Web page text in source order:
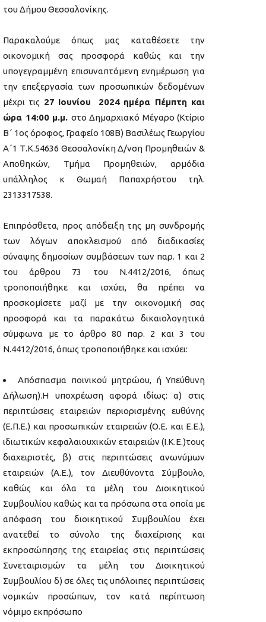
του Δήμου Θεσσαλονίκης.
Παρακαλούμε όπως μας καταθέσετε την
οικονομική σας προσφορά καθώς και την
υπογεγραμμένη επισυναπτόμενη ενημέρωση για
την επεξεργασία των προσωπικών δεδομένων
μέχρι τις 27 Ιουνίου 2024 ημέρα Πέμπτη και
ώρα 14:00 μ.μ. στο Δημαρχιακό Μέγαρο (Κτίριο
Β΄ 1ος όροφος, Γραφείο 108Β) Βασιλέως Γεωργίου
Α΄1 Τ.Κ.54636 Θεσσαλονίκη Δ/νση Προμηθειών &
Αποθηκών, Τμήμα Προμηθειών, αρμόδια
υπάλληλος κ Θωμαή Παπαχρήστου τηλ.
2313317538.
Επιπρόσθετα, προς απόδειξη της μη συνδρομής
των λόγων αποκλεισμού από διαδικασίες
σύναψης δημοσίων συμβάσεων των παρ. 1 και 2
του άρθρου 73 του Ν.4412/2016, όπως
τροποποιήθηκε και ισχύει, θα πρέπει να
προσκομίσετε μαζί με την οικονομική σας
προσφορά και τα παρακάτω δικαιολογητικά
σύμφωνα με το άρθρο 80 παρ. 2 και 3 του
Ν.4412/2016, όπως τροποποιήθηκε και ισχύει:
Απόσπασμα ποινικού μητρώου, ή Υπεύθυνη
Δήλωση).Η υποχρέωση αφορά ιδίως: α) στις
περιπτώσεις εταιρειών περιορισμένης ευθύνης
(Ε.Π.Ε.) και προσωπικών εταιρειών (Ο.Ε. και Ε.Ε.),
ιδιωτικών κεφαλαιουχικών εταιρειών (Ι.Κ.Ε.)τους
διαχειριστές, β) στις περιπτώσεις ανωνύμων
εταιρειών (Α.Ε.), τον Διευθύνοντα Σύμβουλο,
καθώς και όλα τα μέλη του Διοικητικού
Συμβουλίου καθώς και τα πρόσωπα στα οποία με
απόφαση του διοικητικού Συμβουλίου έχει
ανατεθεί το σύνολο της διαχείρισης και
εκπροσώπησης της εταιρείας στις περιπτώσεις
Συνεταιρισμών τα μέλη του Διοικητικού
Συμβουλίου δ) σε όλες τις υπόλοιπες περιπτώσεις
νομικών προσώπων, τον κατά περίπτωση
νόμιμο εκπρόσωπο